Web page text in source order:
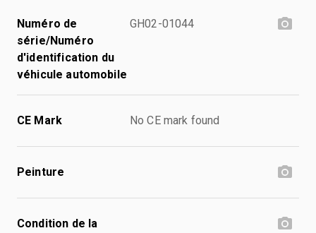
Numéro de
série/Numéro
d'identification du
véhicule automobile
GH02-01044
CE Mark No CE mark found
Peinture
Condition de la